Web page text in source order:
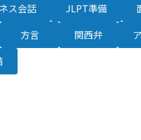
ス会話 JLPT準備
方言
関西弁